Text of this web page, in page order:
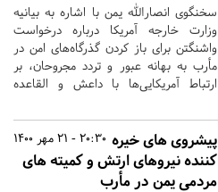
سخنگوی انصارالله یمن با اشاره به بیانیه
وزارت خارجه آمریکا درباره درخواست
واشنگتن برای باز کردن گذرگاه‌های امن در
مأرب به بهانه عبور و تردد مجروحان، بر
ارتباط آمریکایی‌ها با داعش و القاعده
20:30 - 21 مهر 1400 پیشروی های خیره
کننده نیروهای ارتش و کمیته های
مردمی یمن در مأرب